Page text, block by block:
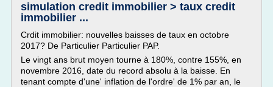
simulation credit immobilier > taux credit
immobilier ...
Crdit immobilier: nouvelles baisses de taux en octobre
2017? De Particulier Particulier PAP.
Le vingt ans brut moyen tourne à 180%, contre 155%, en
novembre 2016, date du record absolu à la baisse. En
tenant compte d'une' inflation de l'ordre' de 1% par an, le